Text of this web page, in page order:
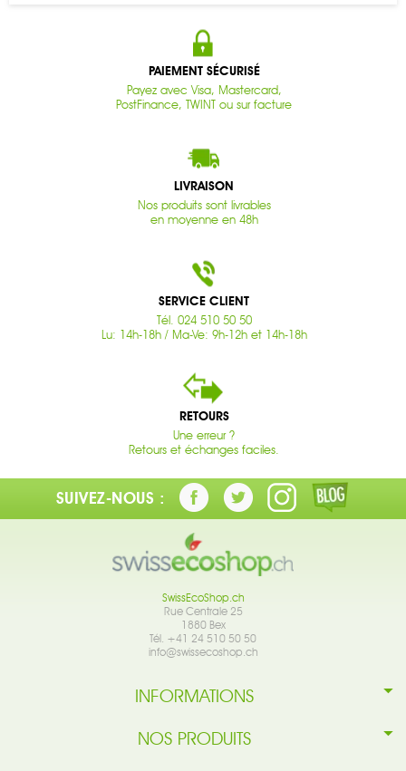
PAIEMENT SÉCURISÉ
Payez avec Visa, Mastercard,
PostFinance, TWINT ou sur facture
LIVRAISON
Nos produits sont livrables
en moyenne en 48h
SERVICE CLIENT
Tél. 024 510 50 50
Lu: 14h-18h / Ma-Ve: 9h-12h et 14h-18h
RETOURS
Une erreur ?
Retours et échanges faciles.
SUIVEZ-NOUS :
SwissEcoShop.ch
Rue Centrale 25
1880 Bex
Tél. +41 24 510 50 50
info@swissecoshop.ch
INFORMATIONS
NOS PRODUITS